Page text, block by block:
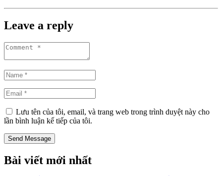
Leave a reply
Lưu tên của tôi, email, và trang web trong trình duyệt này cho
lần bình luận kế tiếp của tôi.
Bài viết mới nhất